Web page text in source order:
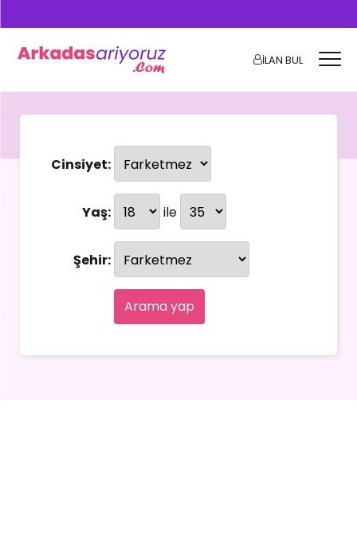
İLAN BUL
Cinsiyet:
Yaş: ile
Şehir:
Arama yap